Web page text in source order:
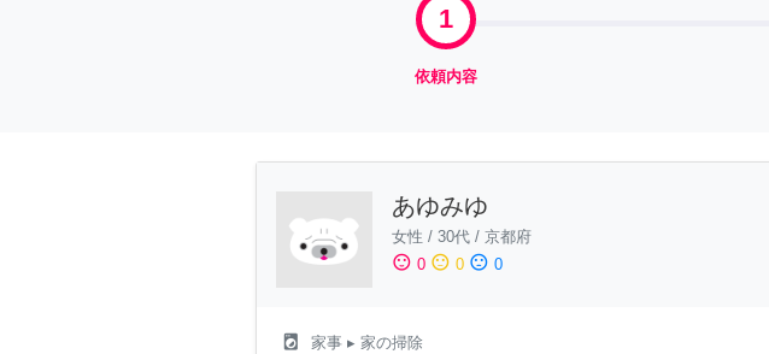
1
依頼内容
あゆみゆ
女性 / 30代 / 京都府
sentiment_satisfied 0 sentiment_neutral 0 sentiment_dissatisfied 0
local_laundry_service 家事 ▸ 家の掃除